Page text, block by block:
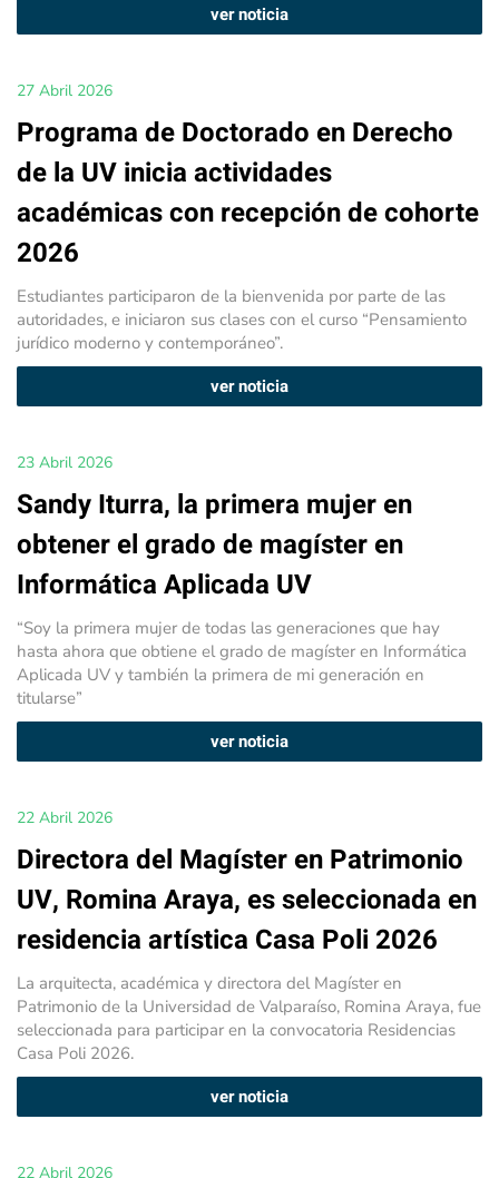
ver noticia
27 Abril 2026
Programa de Doctorado en Derecho
de la UV inicia actividades
académicas con recepción de cohorte
2026
Estudiantes participaron de la bienvenida por parte de las
autoridades, e iniciaron sus clases con el curso “Pensamiento
jurídico moderno y contemporáneo”.
ver noticia
23 Abril 2026
Sandy Iturra, la primera mujer en
obtener el grado de magíster en
Informática Aplicada UV
“Soy la primera mujer de todas las generaciones que hay
hasta ahora que obtiene el grado de magíster en Informática
Aplicada UV y también la primera de mi generación en
titularse”
ver noticia
22 Abril 2026
Directora del Magíster en Patrimonio
UV, Romina Araya, es seleccionada en
residencia artística Casa Poli 2026
La arquitecta, académica y directora del Magíster en
Patrimonio de la Universidad de Valparaíso, Romina Araya, fue
seleccionada para participar en la convocatoria Residencias
Casa Poli 2026.
ver noticia
22 Abril 2026